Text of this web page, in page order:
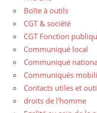
Boîte à outils
CGT & société
CGT Fonction
Communiqué local
Communiqué
Communiqués
Contacts utiles et
droits de l'homme